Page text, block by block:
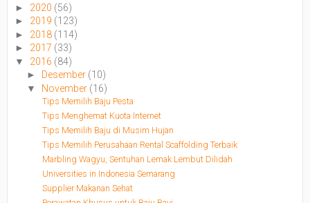
► 2020 (56)
► 2019 (123)
► 2018 (114)
► 2017 (33)
▼ 2016 (84)
► Desember (10)
▼ November (16)
Tips Memilih Baju Pesta
Tips Menghemat Kuota Internet
Tips Memilih Baju di Musim Hujan
Tips Memilih Perusahaan Rental Scaffolding Terbaik
Marbling Wagyu, Sentuhan Lemak Lembut Dilidah
Universities in Indonesia Semarang
Supplier Makanan Sehat